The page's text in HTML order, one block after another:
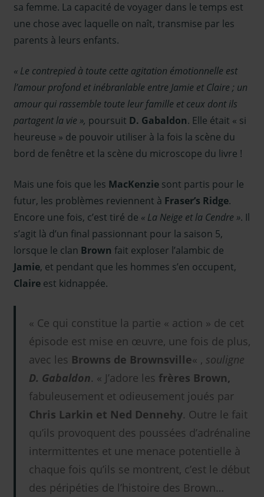
sa femme. La capacité de voyager dans le temps est
une chose avec laquelle on naît, transmise par les
parents à leurs enfants.
« Le contrepied à toute cette agitation émotionnelle est
l’amour profond et inébranlable entre Jamie et Claire ; un
amour qui rassemble toute leur famille et ceux dont ils
partagent la vie », poursuit D. Gabaldon. Elle était « si
heureuse » de pouvoir utiliser à la fois la scène du
bord de fenêtre et la scène du microscope du livre !
Mais une fois que les MacKenzie sont partis pour le
futur, les problèmes reviennent à Fraser’s Ridge.
Encore une fois, c’est tiré de « La Neige et la Cendre ». Il
s’agit là d’un final passionnant pour la saison 5,
lorsque le clan Brown fait exploser l’alambic de
Jamie, et pendant que les hommes s’en occupent,
Claire est kidnappée.
« Ce qui constitue la partie « action » de cet
épisode est mise en œuvre, une fois de plus,
avec les Browns de Brownsville« , souligne
D. Gabaldon. « J’adore les frères Brown,
fabuleusement et odieusement joués par
Chris Larkin et Ned Dennehy. Outre le fait
qu’ils provoquent des poussées d’adrénaline
intermittentes et une menace potentielle à
chaque fois qu’ils se montrent, c’est le début
des péripéties de l’histoire des Brown…